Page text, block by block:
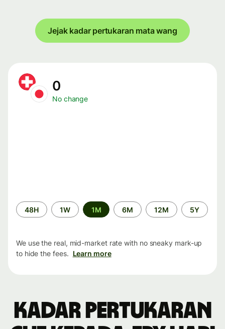
Jejak kadar pertukaran mata wang
0
No change
Time
period
48H 1W 1M 6M 12M 5Y
We use the real, mid-market rate with no sneaky mark-up
to hide the fees. Learn more
Kadar pertukaran